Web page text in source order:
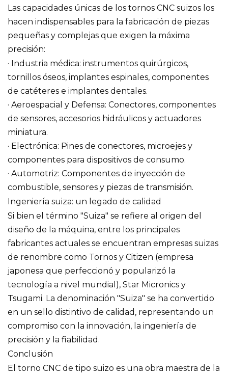
Las capacidades únicas de los tornos CNC suizos los
hacen indispensables para la fabricación de piezas
pequeñas y complejas que exigen la máxima
precisión:
· Industria médica: instrumentos quirúrgicos,
tornillos óseos, implantes espinales, componentes
de catéteres e implantes dentales.
· Aeroespacial y Defensa: Conectores, componentes
de sensores, accesorios hidráulicos y actuadores
miniatura.
· Electrónica: Pines de conectores, microejes y
componentes para dispositivos de consumo.
· Automotriz: Componentes de inyección de
combustible, sensores y piezas de transmisión.
Ingeniería suiza: un legado de calidad
Si bien el término "Suiza" se refiere al origen del
diseño de la máquina, entre los principales
fabricantes actuales se encuentran empresas suizas
de renombre como Tornos y Citizen (empresa
japonesa que perfeccionó y popularizó la
tecnología a nivel mundial), Star Micronics y
Tsugami. La denominación "Suiza" se ha convertido
en un sello distintivo de calidad, representando un
compromiso con la innovación, la ingeniería de
precisión y la fiabilidad.
Conclusión
El torno CNC de tipo suizo es una obra maestra de la